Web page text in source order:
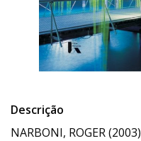
Descrição
NARBONI, ROGER (2003)